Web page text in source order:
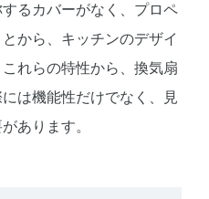
るカバーがなく、プロペ
から、キッチンのデザイ
れらの特性から、換気扇
は機能性だけでなく、見
あります。